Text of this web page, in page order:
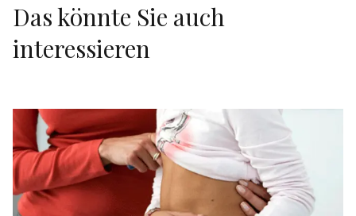
Das könnte Sie auch
interessieren